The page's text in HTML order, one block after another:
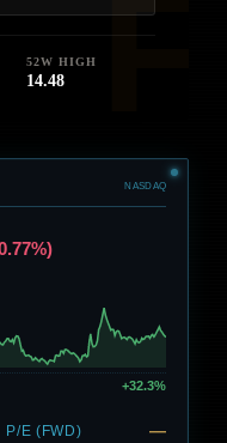
52W HIGH
14.48
NASDAQ
+32.3%
P/E (FWD) —